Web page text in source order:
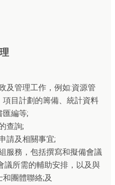
及管理工作，例如:資源管
目計劃的籌備、統計資料
匯編等;
查詢;
請及相關事宜;
服務，包括撰寫和擬備會議
議所需的輔助安排，以及與
團體聯絡;及